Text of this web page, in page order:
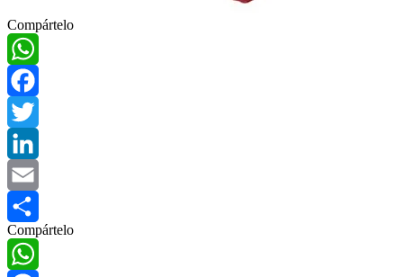
Compártelo
WhatsApp
Facebook
Twitter
LinkedIn
Email
Compartir
Compártelo